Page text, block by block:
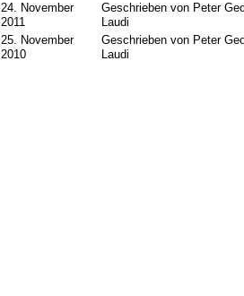
24. November
2011
Geschrieben von Peter
Laudi
25. November
2010
Geschrieben von Peter
Laudi